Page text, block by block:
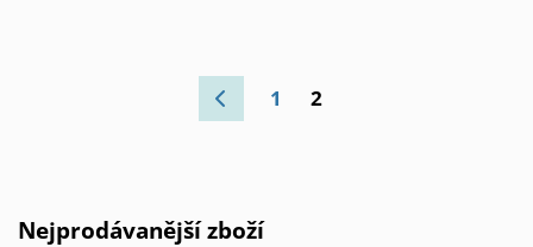
1 2
Nejprodávanější zboží